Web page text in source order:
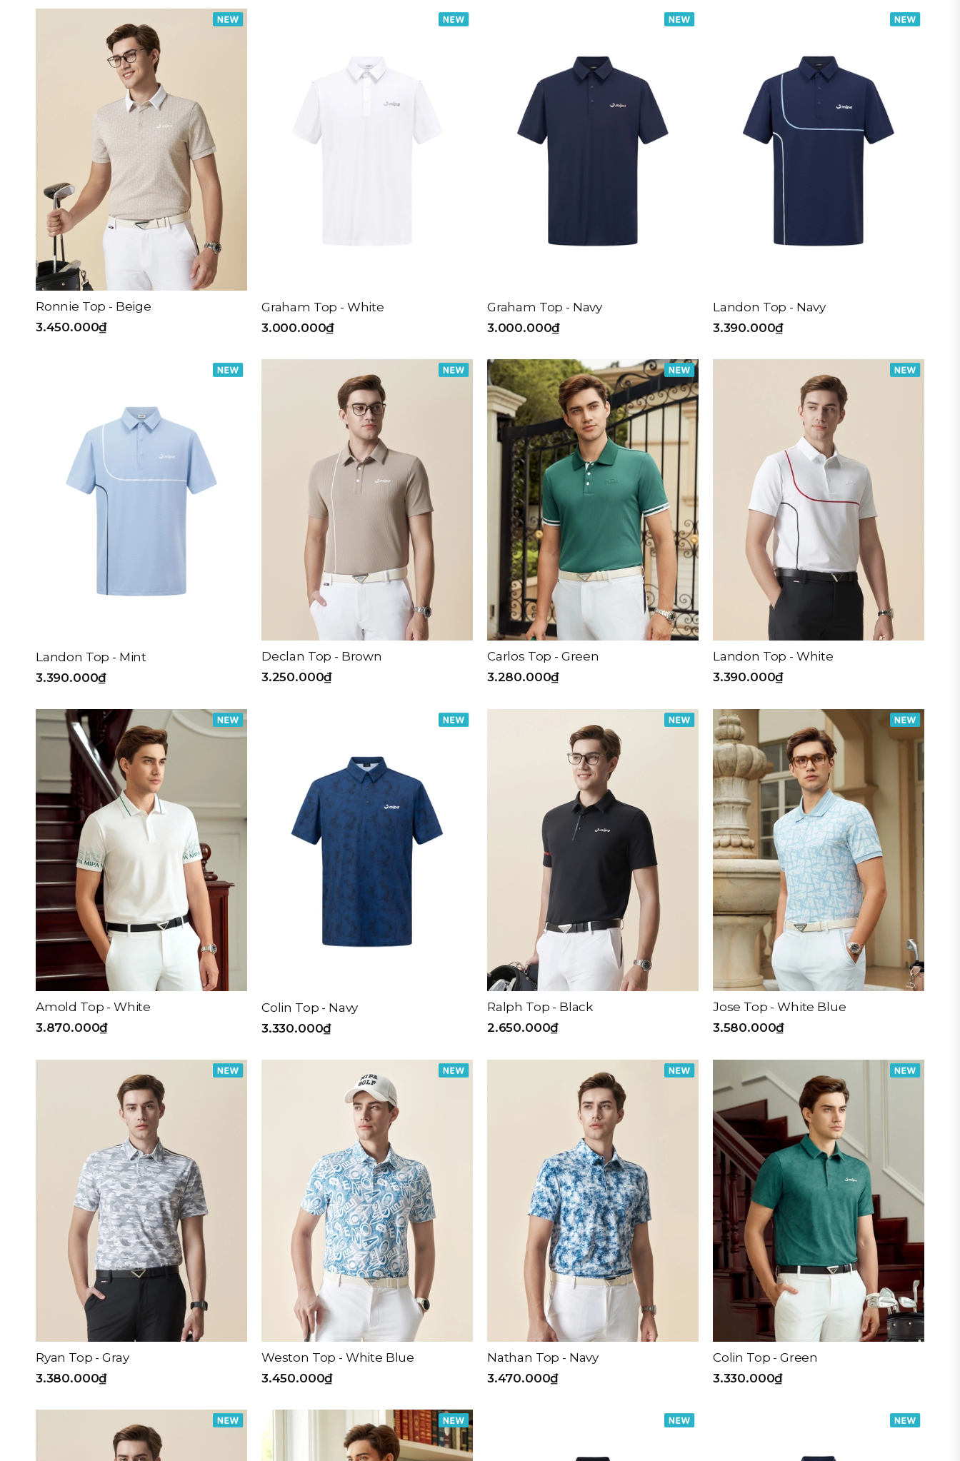
đến
Beige
Green
Red
Blue
Mint Blue
Navy
90
100
110
Loại sản phẩm
ÁO POLO NAM
Ronnie Top - Beige
3.450.000₫
Graham Top - White
3.000.000₫
Graham Top - Navy
3.000.000₫
Landon Top - Navy
3.390.000₫
Landon Top - Mint
3.390.000₫
Declan Top - Brown
3.250.000₫
Carlos Top - Green
3.280.000₫
Landon Top - White
3.390.000₫
Amold Top - White
3.870.000₫
Colin Top - Navy
3.330.000₫
Ralph Top - Black
2.650.000₫
Jose Top - White Blue
3.580.000₫
Ryan Top - Gray
3.380.000₫
Weston Top - White Blue
3.450.000₫
Nathan Top - Navy
3.470.000₫
Colin Top - Green
3.330.000₫